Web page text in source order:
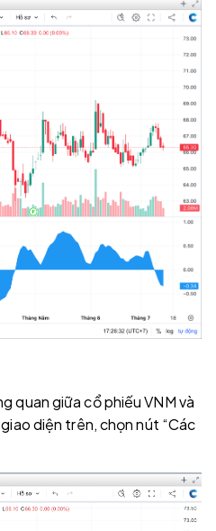
quan giữa cổ phiếu VNM và
diện trên, chọn nút “Các